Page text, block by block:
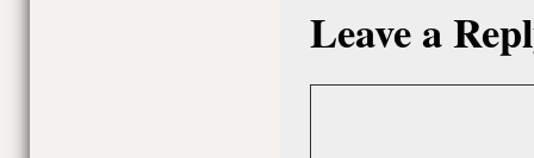
Leave a